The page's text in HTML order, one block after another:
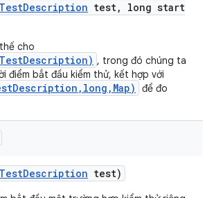
TestDescription test,
long start
cho
, trong đó chúng ta
điểm bắt đầu kiểm thử, kết hợp với
để đo
TestDescription test)